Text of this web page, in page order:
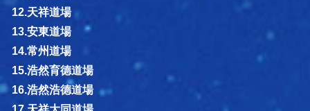
12.天祥道場
13.安東道場
14.常州道場
15.浩然育德道場
16.浩然浩德道場